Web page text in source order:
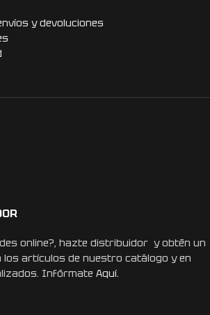
y devoluciones
online?, hazte distribuidor y obtén un
los artículos de nuestro catálogo y en
Infórmate Aquí.